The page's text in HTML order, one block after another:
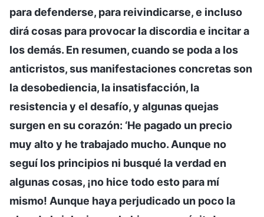
para defenderse, para reivindicarse, e incluso
dirá cosas para provocar la discordia e incitar a
los demás. En resumen, cuando se poda a los
anticristos, sus manifestaciones concretas son
la desobediencia, la insatisfacción, la
resistencia y el desafío, y algunas quejas
surgen en su corazón: ‘He pagado un precio
muy alto y he trabajado mucho. Aunque no
seguí los principios ni busqué la verdad en
algunas cosas, ¡no hice todo esto para mí
mismo! Aunque haya perjudicado un poco la